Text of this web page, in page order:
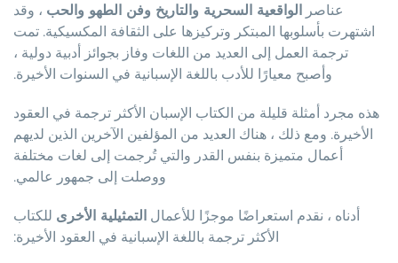
عناصر الواقعية السحرية والتاريخ وفن الطهو والحب، وقد
اشتهرت بأسلوبها المبتكر وتركيزها على الثقافة المكسيكية. تمت
ترجمة العمل إلى العديد من اللغات وفاز بجوائز أدبية دولية ،
وأصبح معيارًا للأدب باللغة الإسبانية في السنوات الأخيرة.
هذه مجرد أمثلة قليلة من الكتاب الإسبان الأكثر ترجمة في العقود
الأخيرة. ومع ذلك ، هناك العديد من المؤلفين الآخرين الذين لديهم
أعمال متميزة بنفس القدر والتي تُرجمت إلى لغات مختلفة
ووصلت إلى جمهور عالمي.
أدناه ، نقدم استعراضًا موجزًا ​​للأعمال التمثيلية الأخرىللكتاب
الأكثر ترجمة باللغة الإسبانية في العقود الأخيرة: